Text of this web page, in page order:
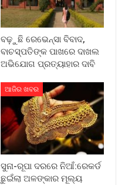
ବଢ଼ୁଛି ରେଭେନ୍ସା ବିବାଦ,
ବାଚସ୍ପତିଙ୍କ ପାଖରେ ଦାଖଲ
ଅଭିଯୋଗ ପ୍ରତ୍ୟାହାର ଦାବି
ଆଜିର ଖବର
ସୁନା-ରୂପା ଦରରେ ନିଆଁ:ରେକର୍ଡ
ଛୁଇଁଲା ଅଳଙ୍କାର ମୂଲ୍ୟ